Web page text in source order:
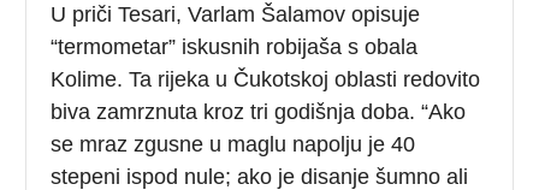
U priči Tesari, Varlam Šalamov opisuje
“termometar” iskusnih robijaša s obala
Kolime. Ta rijeka u Čukotskoj oblasti redovito
biva zamrznuta kroz tri godišnja doba. “Ako
se mraz zgusne u maglu napolju je 40
stepeni ispod nule; ako je disanje šumno ali